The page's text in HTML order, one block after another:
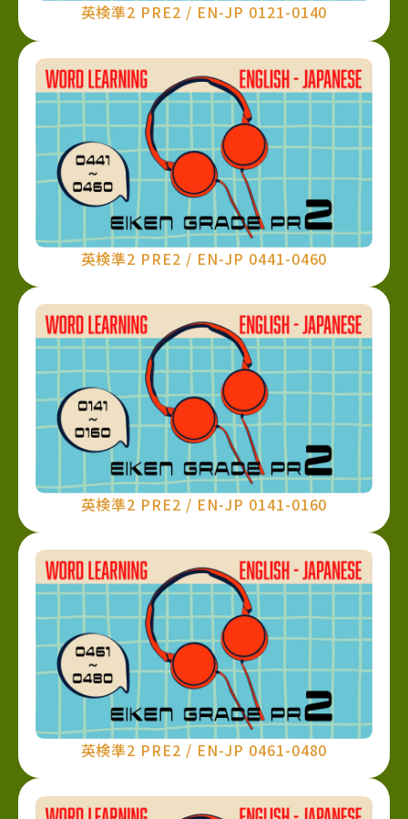
英検準2 PRE2 / EN-JP 0121-0140
英検準2 PRE2 / EN-JP 0441-0460
英検準2 PRE2 / EN-JP 0141-0160
英検準2 PRE2 / EN-JP 0461-0480